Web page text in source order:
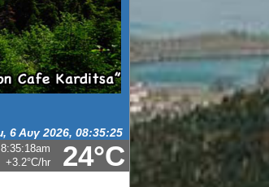
24°C
8:35:18am
+3.2°C/hr